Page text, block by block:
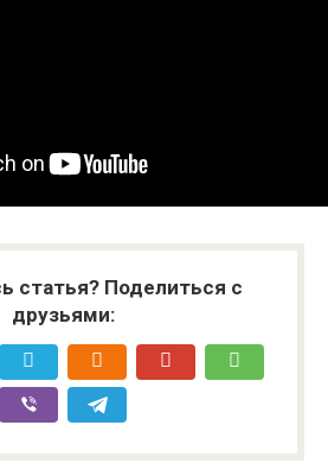
статья? Поделиться с
друзьями: